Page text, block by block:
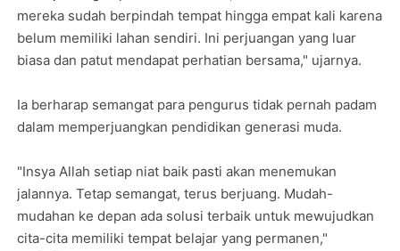
mereka sudah berpindah tempat hingga empat kali karena
belum memiliki lahan sendiri. Ini perjuangan yang luar
biasa dan patut mendapat perhatian bersama," ujarnya.
Ia berharap semangat para pengurus tidak pernah padam
dalam memperjuangkan pendidikan generasi muda.
"Insya Allah setiap niat baik pasti akan menemukan
jalannya. Tetap semangat, terus berjuang. Mudah-
mudahan ke depan ada solusi terbaik untuk mewujudkan
cita-cita memiliki tempat belajar yang permanen,"